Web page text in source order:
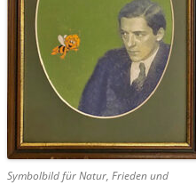
Symbolbild für Natur, Frieden und